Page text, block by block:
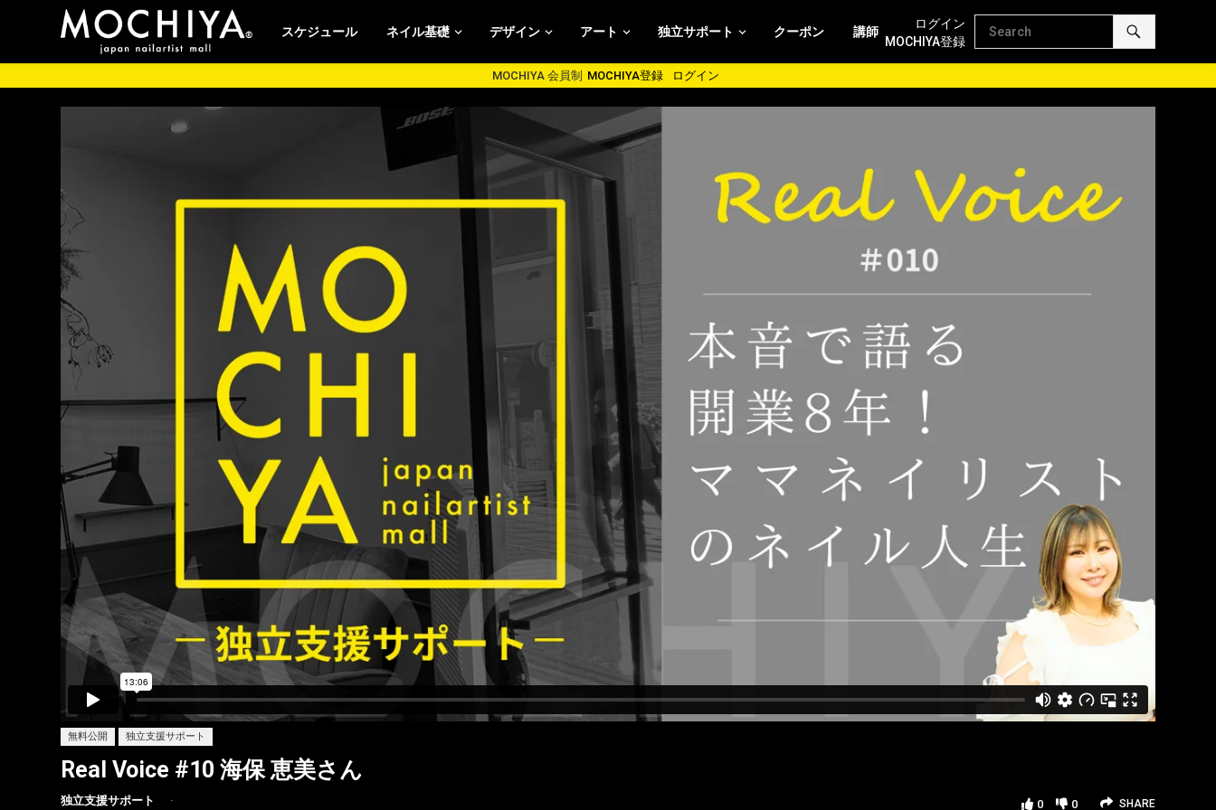
スケジュール ネイル基礎 デザイン アート 独立サポート クーポン 講師
ログイン
MOCHIYA登録
MOCHIYA 会員制 MOCHIYA登録 ログイン
無料公開 独立支援サポート
Real Voice #10 海保 恵美さん
独立支援サポート · 0 0 SHARE